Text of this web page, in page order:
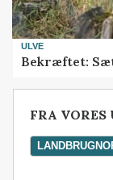
ULVE
Bekræftet:
FRA VORES